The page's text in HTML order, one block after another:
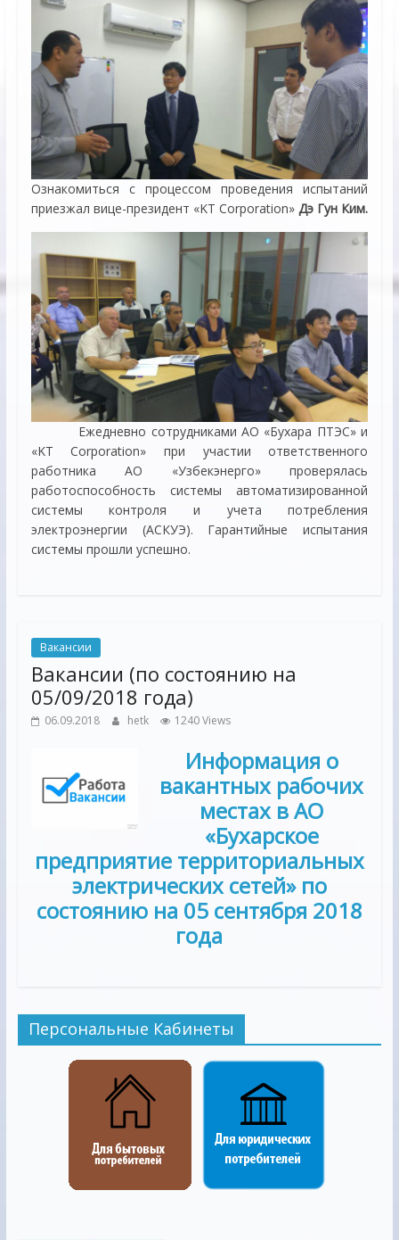
Ознакомиться с процессом проведения испытаний
приезжал вице-президент «KT Corporation» Дэ Гун Ким.
Ежедневно сотрудниками АО «Бухара ПТЭС» и
«KT Corporation» при участии ответственного
работника АО «Узбекэнерго» проверялась
работоспособность системы автоматизированной
системы контроля и учета потребления
электроэнергии (АСКУЭ). Гарантийные испытания
системы прошли успешно.
Вакансии
Вакансии (по состоянию на
05/09/2018 года)
06.09.2018 hetk 1240 Views
Информация о
вакантных рабочих
местах в АО
«Бухарское
предприятие территориальных
электрических сетей» по
состоянию на 05 сентября 2018
года
Персональные Кабинеты